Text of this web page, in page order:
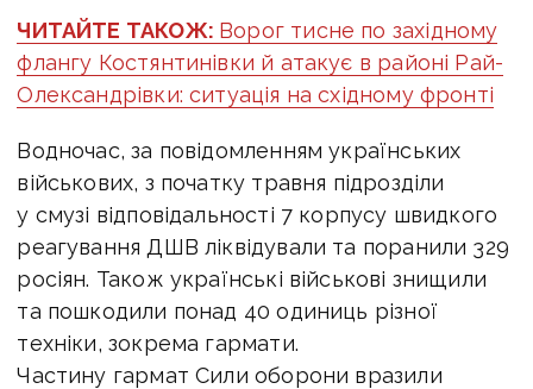
ЧИТАЙТЕ ТАКОЖ: Ворог тисне по західному
флангу Костянтинівки й атакує в районі Рай-
Олександрівки: ситуація на східному фронті
Водночас, за повідомленням українських
військових, з початку травня підрозділи
у смузі відповідальності 7 корпусу швидкого
реагування ДШВ ліквідували та поранили 329
росіян. Також українські військові знищили
та пошкодили понад 40 одиниць різної
техніки, зокрема гармати.
Частину гармат Сили оборони вразили